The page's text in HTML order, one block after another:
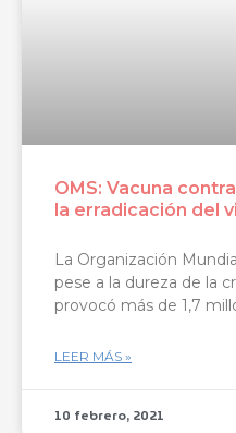
OMS: Vacuna
la erradicación del
La Organización
pese a la dureza de la
provocó más de 1,7
LEER MÁS »
10 febrero, 2021